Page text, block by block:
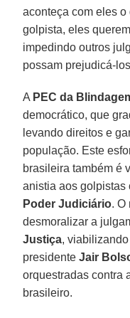
aconteça com eles
golpista, eles
impedindo outros
possam prejudicá-
A PEC da
democrático, que
levando direitos e
população. Este
brasileira também é
anistia aos golpistas
Poder Judiciário. O
desmoralizar a
Justiça,
presidenteJair
orquestradas contra
brasileiro.